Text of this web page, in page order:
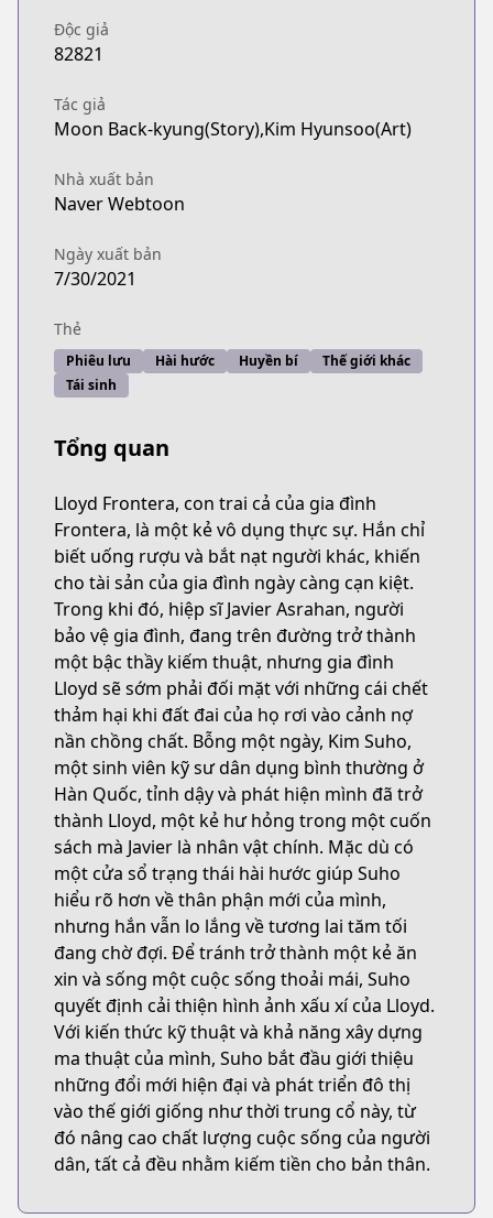
Độc giả
82821
Tác giả
Moon Back-kyung(Story),Kim Hyunsoo(Art)
Nhà xuất bản
Naver Webtoon
Ngày xuất bản
7/30/2021
Thẻ
Phiêu lưu Hài hước Huyền bí
Thế giới khác
Tái sinh
Tổng quan
Lloyd Frontera, con trai cả của gia đình
Frontera, là một kẻ vô dụng thực sự. Hắn chỉ
biết uống rượu và bắt nạt người khác, khiến
cho tài sản của gia đình ngày càng cạn kiệt.
Trong khi đó, hiệp sĩ Javier Asrahan, người
bảo vệ gia đình, đang trên đường trở thành
một bậc thầy kiếm thuật, nhưng gia đình
Lloyd sẽ sớm phải đối mặt với những cái chết
thảm hại khi đất đai của họ rơi vào cảnh nợ
nần chồng chất. Bỗng một ngày, Kim Suho,
một sinh viên kỹ sư dân dụng bình thường ở
Hàn Quốc, tỉnh dậy và phát hiện mình đã trở
thành Lloyd, một kẻ hư hỏng trong một cuốn
sách mà Javier là nhân vật chính. Mặc dù có
một cửa sổ trạng thái hài hước giúp Suho
hiểu rõ hơn về thân phận mới của mình,
nhưng hắn vẫn lo lắng về tương lai tăm tối
đang chờ đợi. Để tránh trở thành một kẻ ăn
xin và sống một cuộc sống thoải mái, Suho
quyết định cải thiện hình ảnh xấu xí của Lloyd.
Với kiến thức kỹ thuật và khả năng xây dựng
ma thuật của mình, Suho bắt đầu giới thiệu
những đổi mới hiện đại và phát triển đô thị
vào thế giới giống như thời trung cổ này, từ
đó nâng cao chất lượng cuộc sống của người
dân, tất cả đều nhằm kiếm tiền cho bản thân.